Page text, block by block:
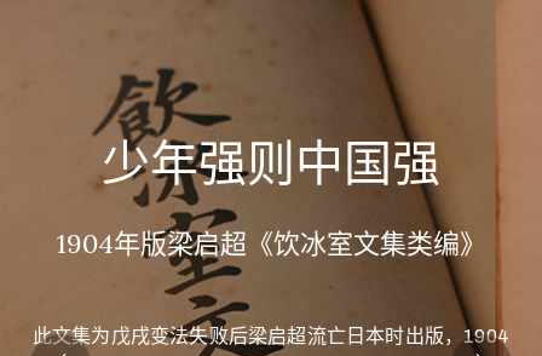
少年强则中国强
1904年版梁启超《饮冰室文集类编》
此文集为戊戌变法失败后梁启超流亡日本时出版，1904